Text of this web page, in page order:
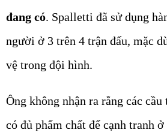
đang có. Spalletti đã sử dụng
người ở 3 trên 4 trận đấu, mặc
vệ trong đội hình.
Ông không nhận ra rằng các
có đủ phẩm chất để cạnh tranh